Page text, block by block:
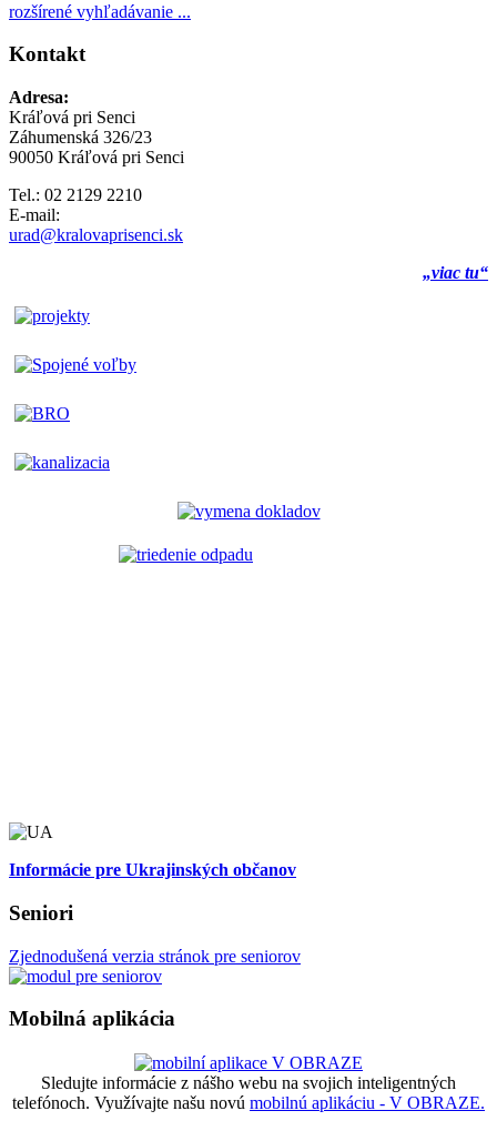
rozšírené vyhľadávanie ...
Kontakt
Adresa:
Kráľová pri Senci
Záhumenská 326/23
90050 Kráľová pri Senci
Tel.: 02 2129 2210
E-mail:
urad@kralovaprisenci.sk
„viac tu“
Informácie pre Ukrajinských občanov
Seniori
Zjednodušená verzia stránok pre seniorov
Mobilná aplikácia
Sledujte informácie z nášho webu na svojich inteligentných
telefónoch. Využívajte našu novú mobilnú aplikáciu - V OBRAZE.